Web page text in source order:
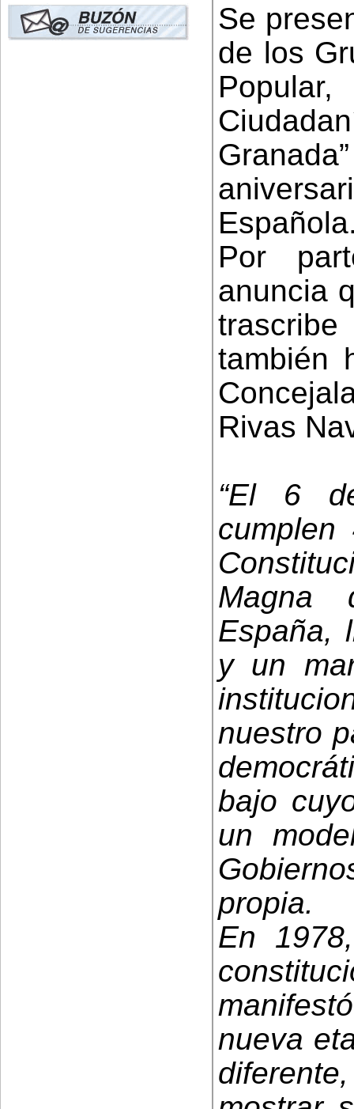
Se
de los
Por
anuncia
trascribe
también
Rivas
“El 6
Magna
España,
y un
nuestro
bajo
un
propia.
En
nueva